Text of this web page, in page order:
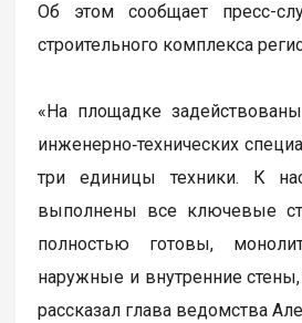
Об этом сообщает пресс-
строительного комплекса
«На площадке
инженерно‑технических
три единицы техники. К
выполнены все ключевые
полностью готовы,
наружные и внутренние
рассказал глава ведомства